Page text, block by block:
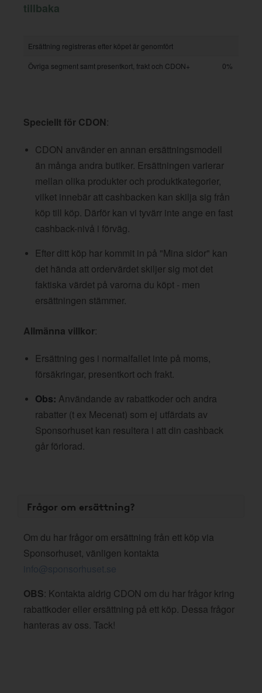
tillbaka
Ersättning registreras efter köpet är genomfört
Övriga segment samt presentkort, frakt och CDON+
0%
Speciellt för CDON:
CDON använder en annan ersättningsmodell
än många andra butiker. Ersättningen varierar
mellan olika produkter och produktkategorier,
vilket innebär att cashbacken kan skilja sig från
köp till köp. Därför kan vi tyvärr inte ange en fast
cashback-nivå i förväg.
Efter ditt köp har kommit in på "Mina sidor" kan
det hända att ordervärdet skiljer sig mot det
faktiska värdet på varorna du köpt - men
ersättningen stämmer.
Allmänna villkor:
Ersättning ges i normalfallet inte på moms,
försäkringar, presentkort och frakt.
Obs: Användande av rabattkoder och andra
rabatter (t ex Mecenat) som ej utfärdats av
Sponsorhuset kan resultera i att din cashback
går förlorad.
Frågor om ersättning?
Om du har frågor om ersättning från ett köp via
Sponsorhuset, vänligen kontakta
info@sponsorhuset.se
OBS: Kontakta aldrig CDON om du har frågor kring
rabattkoder eller ersättning på ett köp. Dessa frågor
hanteras av oss. Tack!